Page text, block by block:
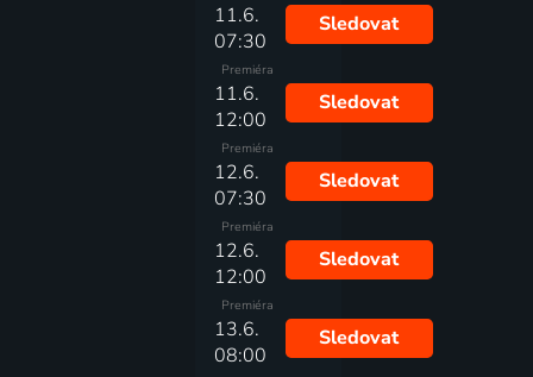
11.6.
07:30
Premiéra
Sledovat
11.6.
12:00
Premiéra
Sledovat
12.6.
07:30
Premiéra
Sledovat
12.6.
12:00
Premiéra
Sledovat
13.6.
08:00
Sledovat